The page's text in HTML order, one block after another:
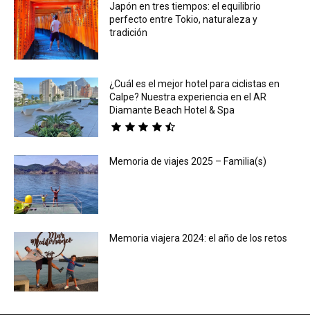
Japón en tres tiempos: el equilibrio
perfecto entre Tokio, naturaleza y
tradición
¿Cuál es el mejor hotel para ciclistas en
Calpe? Nuestra experiencia en el AR
Diamante Beach Hotel & Spa
Memoria de viajes 2025 – Familia(s)
Memoria viajera 2024: el año de los retos